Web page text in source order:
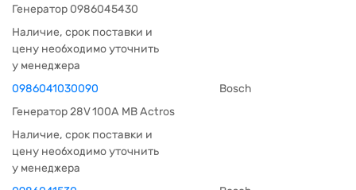
Генератор 0986045430
Наличие, срок поставки и
цену необходимо уточнить
у менеджера
0986041030090
Bosch
Генератор 28V 100A MB Actros
Наличие, срок поставки и
цену необходимо уточнить
у менеджера